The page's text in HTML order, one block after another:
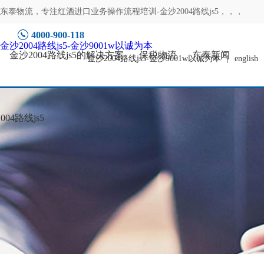
东泰物流，专注红酒进口业务操作流程培训-金沙2004路线js5 ，，，
4000-900-118
金沙2004路线js5-金沙9001w以诚为本 | english
金沙2004路线js5-金沙9001w以诚为本
金沙2004路线js5的解决方案
保税物流 东泰新闻
路线js5